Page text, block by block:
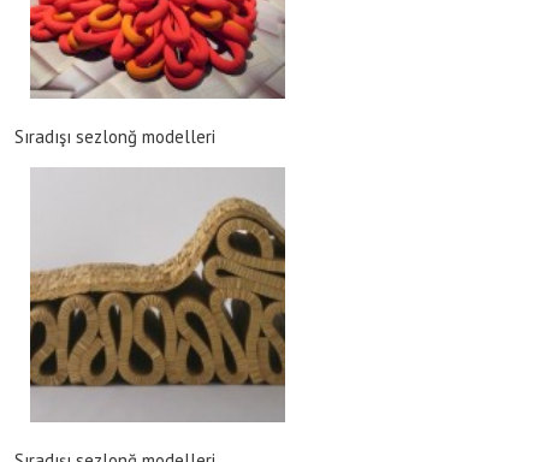
Sıradışı sezlonğ modelleri